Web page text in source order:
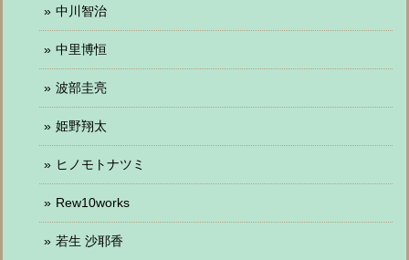
中川智治
中里博恒
波部圭亮
姫野翔太
ヒノモトナツミ
Rew10works
若生 沙耶香